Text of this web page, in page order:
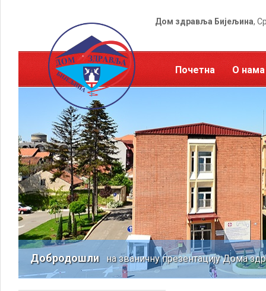
Дом здравља Бијељина,
Почетна О нама
Добродошлина званичну презентацију Дома